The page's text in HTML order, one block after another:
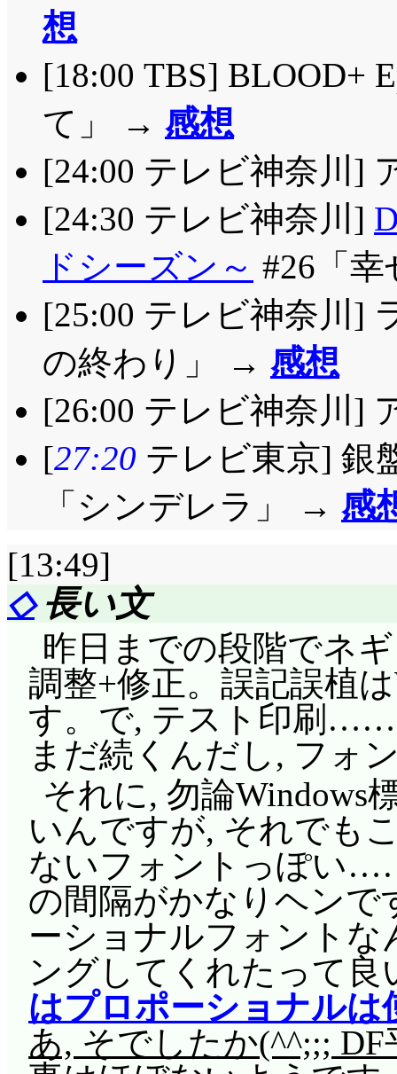
想
[18:00 TBS] BLOOD+
て」 → 感想
[24:00 テレビ神奈川]
[24:30 テレビ神奈川]
ドシーズン～ #26「
[25:00 テレビ神奈川]
の終わり」 → 感想
[26:00 テレビ神奈川]
[27:20 テレビ東京] 銀
「シンデレラ」 → 感
[13:49]
◇長い文
昨日までの段階でネ
調整+修正。誤記誤植
す。で, テスト印刷……
まだ続くんだし, フォ
それに, 勿論Windows
いんですが, それでも
ないフォントっぽい
の間隔がかなりヘン
ーショナルフォント
ングしてくれたって良
はプロポーショナル
あ, そでしたか(^^;;;